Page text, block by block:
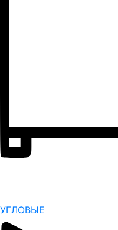
УГЛОВЫЕ